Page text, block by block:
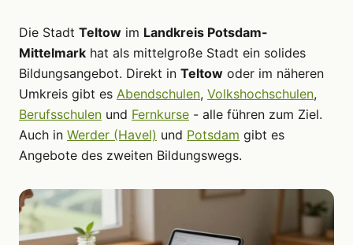
Die Stadt Teltow im Landkreis Potsdam-
Mittelmark hat als mittelgroße Stadt ein solides
Bildungsangebot. Direkt in Teltow oder im näheren
Umkreis gibt es Abendschulen, Volkshochschulen,
Berufsschulen und Fernkurse - alle führen zum Ziel.
Auch in Werder (Havel) und Potsdam gibt es
Angebote des zweiten Bildungswegs.